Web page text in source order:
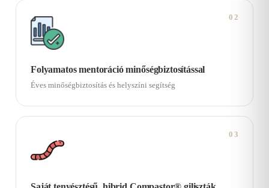
02
Folyamatos mentoráció minőségbiztosítással
Éves minőségbiztosítás és helyszíni segítség
03